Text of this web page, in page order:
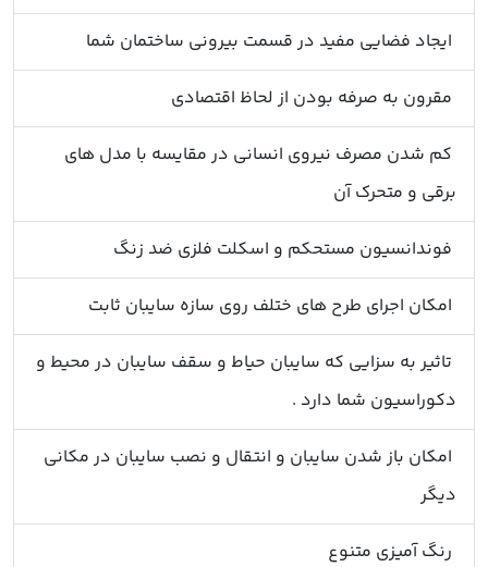
ایجاد فضایی مفید در قسمت بیرونی ساختمان شما
مقرون به صرفه بودن از لحاظ اقتصادی
کم شدن مصرف نیروی انسانی در مقایسه با مدل های
برقی و متحرک آن
فوندانسیون مستحکم و اسکلت فلزی ضد زنگ
امکان اجرای طرح های ختلف روی سازه سایبان ثابت
تاثیر به سزایی که سایبان حیاط و سقف سایبان در محیط و
دکوراسیون شما دارد .
امکان باز شدن سایبان و انتقال و نصب سایبان در مکانی
دیگر
رنگ آمیزی متنوع